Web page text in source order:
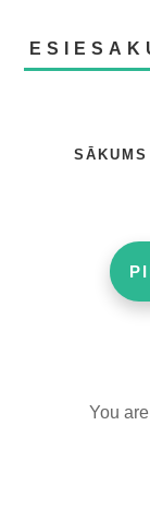
main
footer
SĀKUMS
You